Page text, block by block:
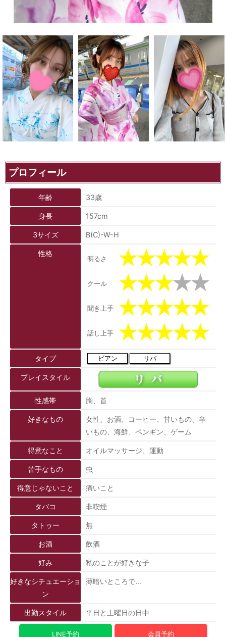
プロフィール
年齢 33歳
身長 157cm
3サイズ B(C)-W-H
性格
明るさ
クール
聞き上手
話し上手
タイプ ビアン リバ
プレイスタイル
性感帯 胸、首
好きなもの
女性、お酒、コーヒー、甘いもの、辛
いもの、海鮮、ペンギン、ゲーム
得意なこと オイルマッサージ、運動
苦手なもの 虫
得意じゃないこと 痛いこと
タバコ 非喫煙
タトゥー 無
お酒 飲酒
好み 私のことが好きな子
好きなシチュエーショ
ン
薄暗いところで…
出勤スタイル 平日と土曜日の日中
LINE予約 会員予約